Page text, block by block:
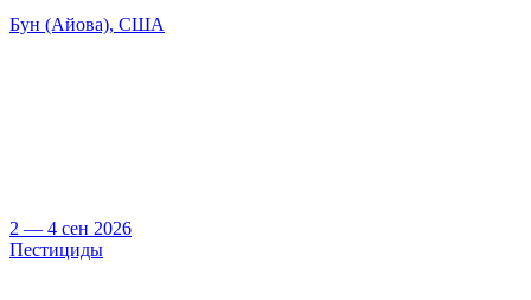
Бун (Айова), США
2 — 4 сен 2026
Пестициды